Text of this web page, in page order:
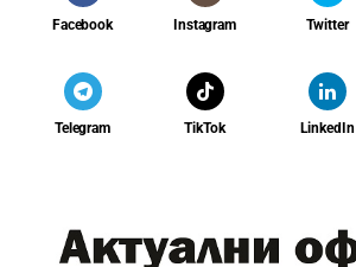
Facebook Instagram Twitter
Telegram TikTok LinkedIn